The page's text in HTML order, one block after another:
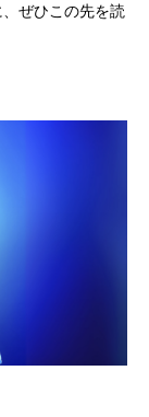
、ぜひこの先を読